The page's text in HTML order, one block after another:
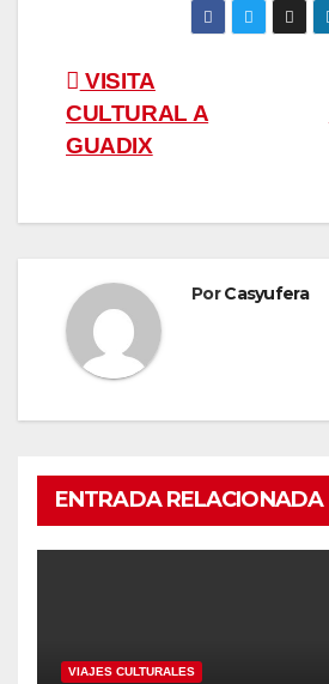
Navegación
de
VISITA
CULTURAL A
GUADIX
PorCasyufera
ENTRADA RELACIONADA
VIAJES CULTURALES